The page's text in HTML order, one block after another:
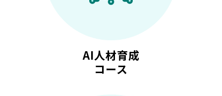
AI人材育成
コース